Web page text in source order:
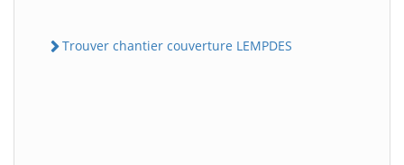
Trouver chantier couverture LEMPDES